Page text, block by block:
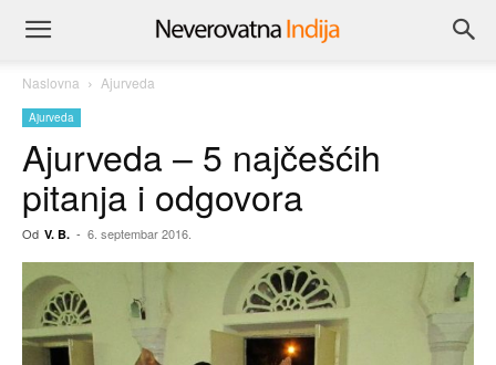
Naslovna Ajurveda
Ajurveda
Ajurveda – 5 najčešćih
pitanja i odgovora
Od V. B. - 6. septembar 2016.